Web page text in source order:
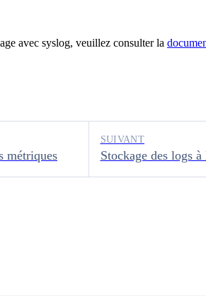
avec syslog, veuillez consulter la
métriques Stockage des logs
SUIVANT